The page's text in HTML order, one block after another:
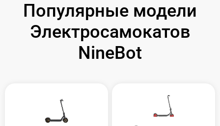
Популярные модели
Электросамокатов
NineBot